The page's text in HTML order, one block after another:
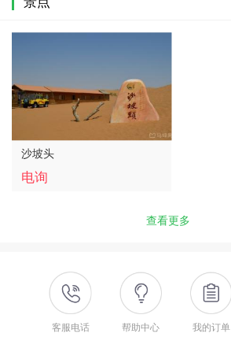
沙坡头
电询
查看更多
客服电话 帮助中心 我的订单